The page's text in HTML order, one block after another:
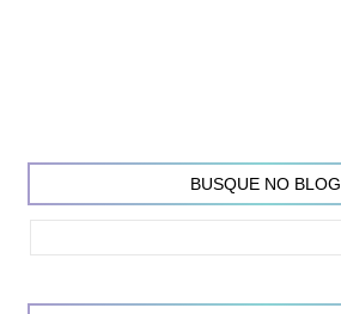
BUSQUE NO BLOG